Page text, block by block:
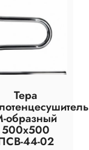
Тера
образный
500х500
44-02